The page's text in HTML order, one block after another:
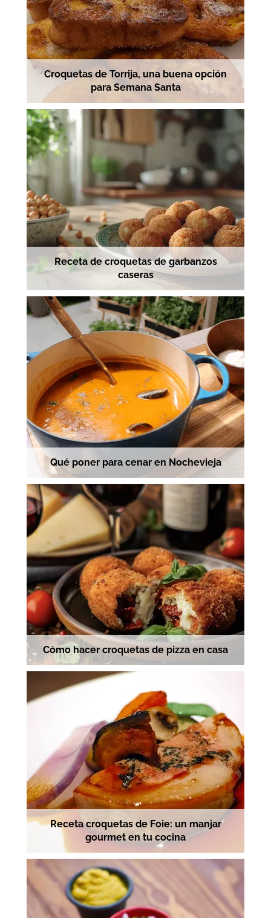
Croquetas de Torrija, una buena opción
para Semana Santa
Receta de croquetas de garbanzos
caseras
Qué poner para cenar en Nochevieja
Cómo hacer croquetas de pizza en casa
Receta croquetas de Foie: un manjar
gourmet en tu cocina